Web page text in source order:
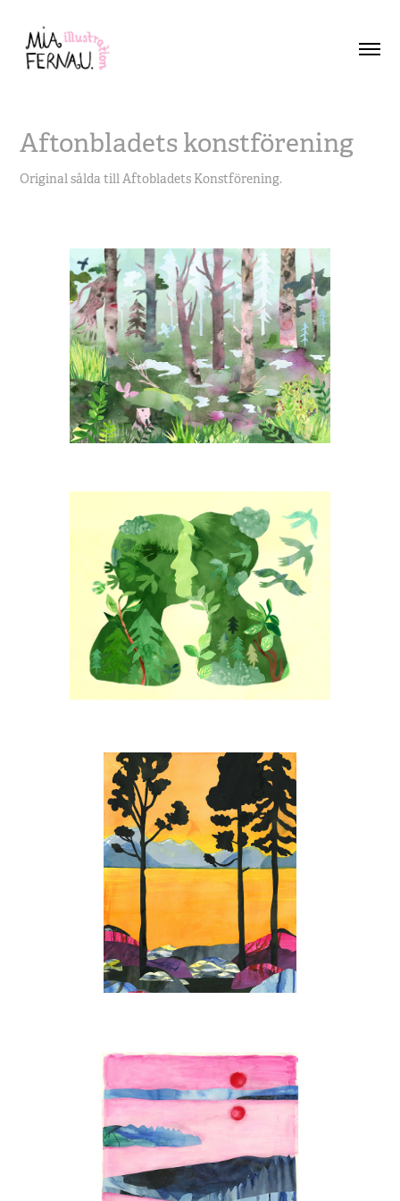
Aftonbladets konstförening
Original sålda till Aftobladets Konstförening.